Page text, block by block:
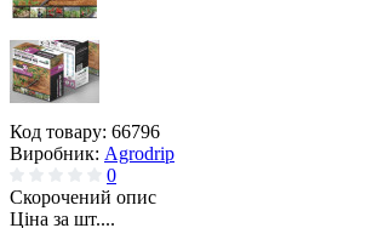
Код товару: 66796
Виробник: Agrodrip
0
Скорочений опис
Ціна за шт....